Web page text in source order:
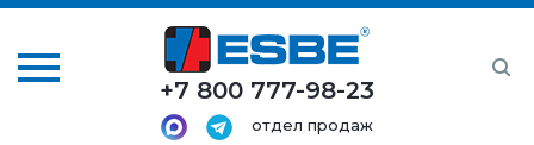
+7 800 777-98-23
отдел продаж